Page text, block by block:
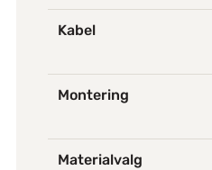
Kabel
Montering
Materialvalg